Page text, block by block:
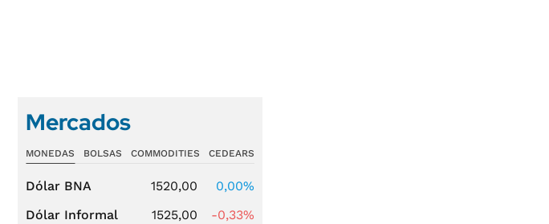
Mercados
MONEDAS BOLSAS COMMODITIES CEDEARS
Dólar BNA 1520,00
0,00%
Dólar Informal
1525,00
-0,33%